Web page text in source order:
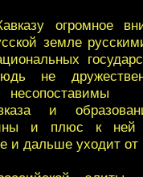
огромное
земле
не
и
и плюс к ней
и дальше уходит от